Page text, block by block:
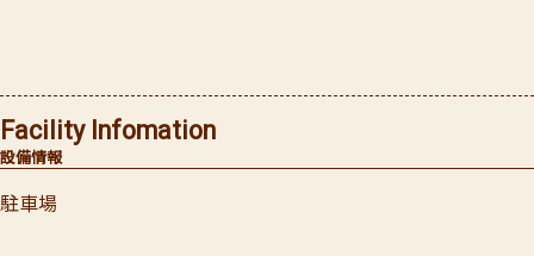
設備情報
Facility Infomation
駐車場